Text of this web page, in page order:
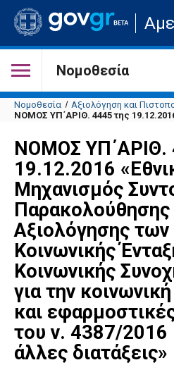
στην
σελίδα
του
Νομοθεσία
Νομοθεσία
Αξιολόγηση και
ΝΟΜΟΣ ΥΠ΄ΑΡΙΘ. 4445 της
ΝΟΜΟΣ ΥΠ΄ΑΡΙΘ.
19.12.2016
Μηχανισμός
Παρακολούθησης
Αξιολόγησης
Κοινωνικής
Κοινωνικής
για την
και
του ν. 4387/2016
άλλες